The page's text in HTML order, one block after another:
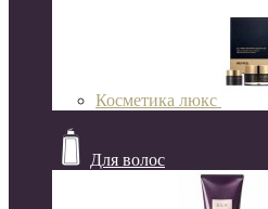
Косметика люкс
Для волос